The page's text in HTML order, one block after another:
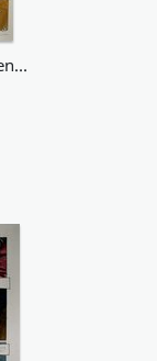
Azimut – Tome #1 – Les Aventuriers du temps perdu